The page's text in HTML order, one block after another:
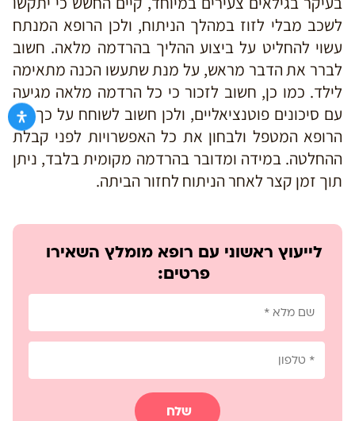
לשכב מבלי לזוז במהלך הניתוח, ולכן הרופא המנתח
עשוי להחליט על ביצוע ההליך בהרדמה מלאה. חשוב
לברר את הדבר מראש, על מנת שתעשו הכנה מתאימה
לילד. כמו כן, חשוב לזכור כי כל הרדמה מלאה מגיעה
עם סיכונים פוטנציאליים, ולכן חשוב לשוחח על כך עם
הרופא המטפל ולבחון את כל האפשרויות לפני קבלת
ההחלטה. במידה ומדובר בהרדמה מקומית בלבד, ניתן
תוך זמן קצר לאחר הניתוח לחזור הביתה.
לייעוץ ראשוני עם רופא מומלץ השאירו
פרטים:
שלח